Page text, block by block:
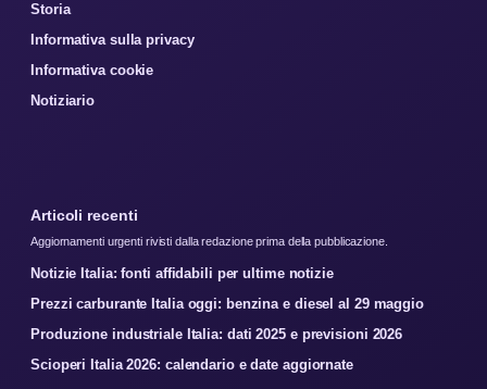
Storia
Informativa sulla privacy
Informativa cookie
Notiziario
Articoli recenti
Aggiornamenti urgenti rivisti dalla redazione prima della pubblicazione.
Notizie Italia: fonti affidabili per ultime notizie
Prezzi carburante Italia oggi: benzina e diesel al 29 maggio
Produzione industriale Italia: dati 2025 e previsioni 2026
Scioperi Italia 2026: calendario e date aggiornate